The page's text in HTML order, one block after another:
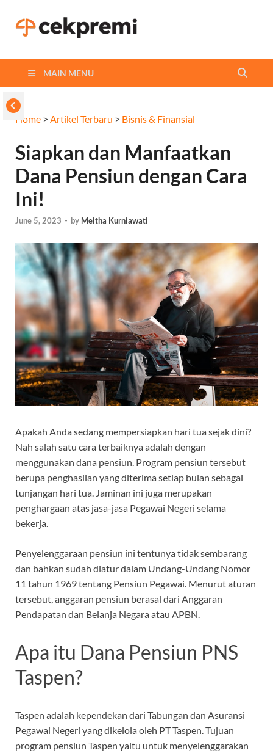
MAIN MENU
Home > Artikel Terbaru > Bisnis & Finansial
Siapkan dan Manfaatkan
Dana Pensiun dengan Cara
Ini!
June 5, 2023 - by Meitha Kurniawati
Apakah Anda sedang mempersiapkan hari tua sejak dini?
Nah salah satu cara terbaiknya adalah dengan
menggunakan dana pensiun. Program pensiun tersebut
berupa penghasilan yang diterima setiap bulan sebagai
tunjangan hari tua. Jaminan ini juga merupakan
penghargaan atas jasa-jasa Pegawai Negeri selama
bekerja.
Penyelenggaraan pensiun ini tentunya tidak sembarang
dan bahkan sudah diatur dalam Undang-Undang Nomor
11 tahun 1969 tentang Pensiun Pegawai. Menurut aturan
tersebut, anggaran pensiun berasal dari Anggaran
Pendapatan dan Belanja Negara atau APBN.
Apa itu Dana Pensiun PNS
Taspen?
Taspen adalah kependekan dari Tabungan dan Asuransi
Pegawai Negeri yang dikelola oleh PT Taspen. Tujuan
program pensiun Taspen yaitu untuk menyelenggarakan